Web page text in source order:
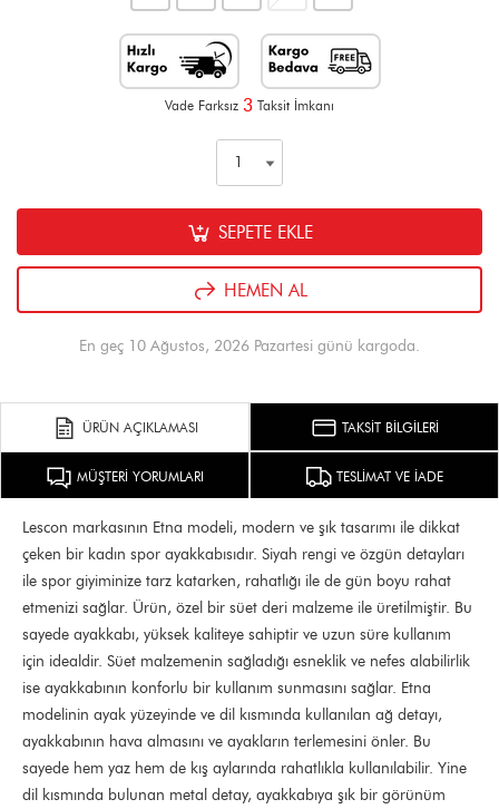
Vade Farksız 3 Taksit İmkanı
SEPETE EKLE
HEMEN AL
En geç 10 Ağustos, 2026 Pazartesi günü kargoda.
ÜRÜN AÇIKLAMASI TAKSİT BİLGİLERİ
MÜŞTERİ YORUMLARI TESLİMAT VE İADE
Lescon markasının Etna modeli, modern ve şık tasarımı ile dikkat
çeken bir kadın spor ayakkabısıdır. Siyah rengi ve özgün detayları
ile spor giyiminize tarz katarken, rahatlığı ile de gün boyu rahat
etmenizi sağlar. Ürün, özel bir süet deri malzeme ile üretilmiştir. Bu
sayede ayakkabı, yüksek kaliteye sahiptir ve uzun süre kullanım
için idealdir. Süet malzemenin sağladığı esneklik ve nefes alabilirlik
ise ayakkabının konforlu bir kullanım sunmasını sağlar. Etna
modelinin ayak yüzeyinde ve dil kısmında kullanılan ağ detayı,
ayakkabının hava almasını ve ayakların terlemesini önler. Bu
sayede hem yaz hem de kış aylarında rahatlıkla kullanılabilir. Yine
dil kısmında bulunan metal detay, ayakkabıya şık bir görünüm